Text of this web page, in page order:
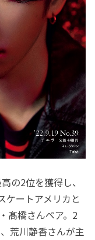
の2位を獲得し、
ケートアメリカと
髙橋さんペア。2
荒川静香さんが主